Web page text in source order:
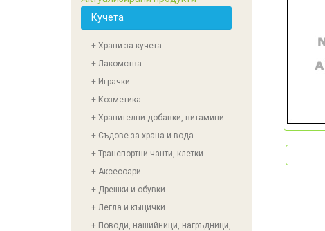
Кучета
+ Храни за кучета
+ Лакомства
+ Играчки
+ Козметика
+ Хранителни добавки, витамини
+ Съдове за храна и вода
+ Транспортни чанти, клетки
+ Аксесоари
+ Дрешки и обувки
+ Легла и къщички
+ Поводи, нашийници, нагръдници,